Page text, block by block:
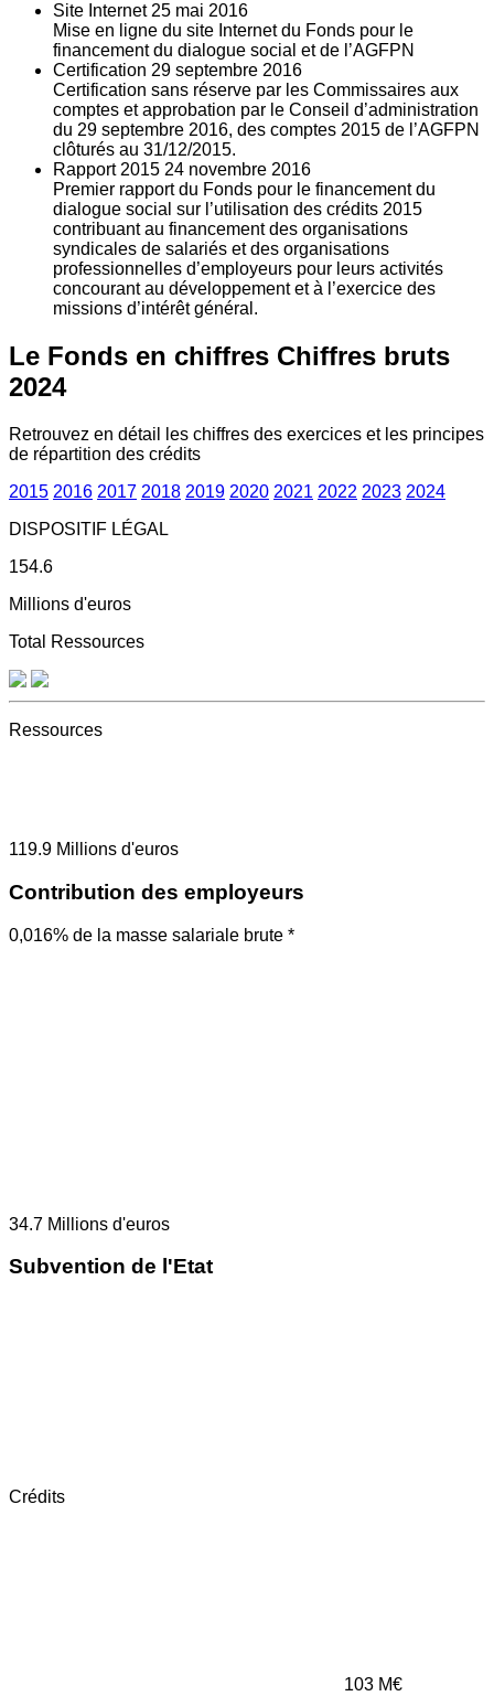
Site Internet 25 mai 2016
Mise en ligne du site Internet du Fonds pour le
financement du dialogue social et de l’AGFPN
Certification 29 septembre 2016
Certification sans réserve par les Commissaires aux
comptes et approbation par le Conseil d’administration
du 29 septembre 2016, des comptes 2015 de l’AGFPN
clôturés au 31/12/2015.
Rapport 2015 24 novembre 2016
Premier rapport du Fonds pour le financement du
dialogue social sur l’utilisation des crédits 2015
contribuant au financement des organisations
syndicales de salariés et des organisations
professionnelles d’employeurs pour leurs activités
concourant au développement et à l’exercice des
missions d’intérêt général.
Le Fonds en chiffres Chiffres bruts
2024
Retrouvez en détail les chiffres des exercices et les principes
de répartition des crédits
2015 2016 2017 2018 2019 2020 2021 2022 2023 2024
DISPOSITIF LÉGAL
154.6
Millions d'euros
Total Ressources
Ressources
119.9 Millions d'euros
Contribution des employeurs
0,016% de la masse salariale brute *
34.7 Millions d'euros
Subvention de l'Etat
Crédits
103 M€